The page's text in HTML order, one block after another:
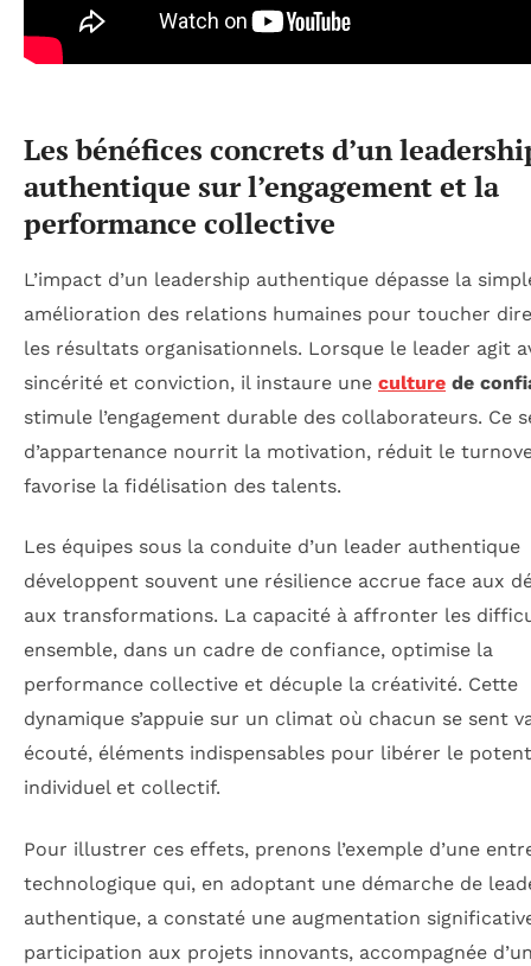
Les bénéfices concrets d’un
authentique sur l’engagement et la
performance collective
L’impact d’un leadership authentique dépasse la
amélioration des relations humaines pour toucher
les résultats organisationnels. Lorsque le leader agit
sincérité et conviction, il instaure une culture de
stimule l’engagement durable des collaborateurs. Ce
d’appartenance nourrit la motivation, réduit le
favorise la fidélisation des talents.
Les équipes sous la conduite d’un leader authentique
développent souvent une résilience accrue face aux
aux transformations. La capacité à affronter les
ensemble, dans un cadre de confiance, optimise la
performance collective et décuple la créativité. Cette
dynamique s’appuie sur un climat où chacun se sent
écouté, éléments indispensables pour libérer le
individuel et collectif.
Pour illustrer ces effets, prenons l’exemple d’une
technologique qui, en adoptant une démarche de
authentique, a constaté une augmentation
participation aux projets innovants, accompagnée